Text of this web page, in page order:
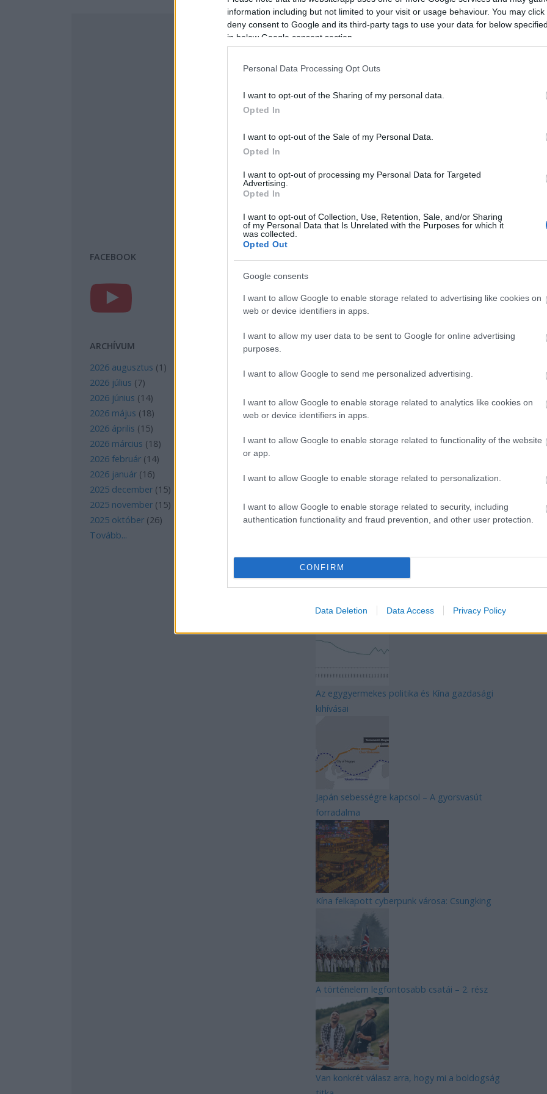
information including but not limited to your visit or usage behaviour. You may
deny consent to Google and its third-party tags to use your data for below
in below Google consent section.
Personal Data Processing Opt Outs
I want to opt-out of the Sharing of my personal data.
Opted In
I want to opt-out of the Sale of my Personal Data.
Opted In
I want to opt-out of processing my Personal Data for Targeted
Advertising.
Opted In
I want to opt-out of Collection, Use, Retention, Sale, and/or Sharing
of my Personal Data that Is Unrelated with the Purposes for which it
was collected.
Opted Out
Google consents
I want to allow Google to enable storage related to advertising like cookies on
web or device identifiers in apps.
I want to allow my user data to be sent to Google for online advertising
purposes.
I want to allow Google to send me personalized advertising.
I want to allow Google to enable storage related to analytics like cookies on
web or device identifiers in apps.
I want to allow Google to enable storage related to functionality of the website
or app.
I want to allow Google to enable storage related to personalization.
I want to allow Google to enable storage related to security, including
authentication functionality and fraud prevention, and other user protection.
CONFIRM
Data Deletion Data Access Privacy Policy
FACEBOOK
ARCHÍVUM
2026 augusztus (1 )
2026 július (7)
2026 június (14)
2026 május (18)
2026 április (15)
2026 március (18)
2026 február (14)
2026 január (16)
2025 december (15)
2025 november (15)
2025 október (26)
Tovább...
A világ legveszélyesebb migrációs útvonalai: A
Közép-Mediterrán útvonal, A Darién-régió és
Manaus: a dzsungel szívének városa
Magyarország rejtett gyöngyszemei
Mik alakítják a gondolkodásod? Avagy a
kognitív torzítások
Az egygyermekes politika és Kína gazdasági
kihívásai
Japán sebességre kapcsol – A gyorsvasút
forradalma
Kína felkapott cyberpunk városa: Csungking
A történelem legfontosabb csatái – 2. rész
Van konkrét válasz arra, hogy mi a boldogság